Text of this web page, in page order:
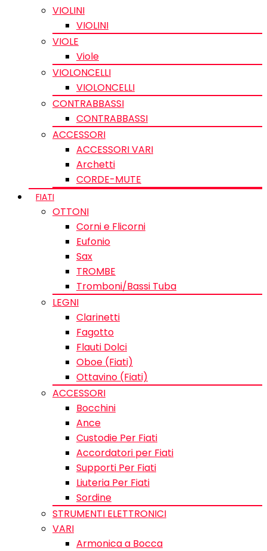
VIOLINI
VIOLINI
VIOLE
Viole
VIOLONCELLI
VIOLONCELLI
CONTRABBASSI
CONTRABBASSI
ACCESSORI
ACCESSORI VARI
Archetti
CORDE-MUTE
FIATI
OTTONI
Corni e Flicorni
Eufonio
Sax
TROMBE
Tromboni/Bassi Tuba
LEGNI
Clarinetti
Fagotto
Flauti Dolci
Oboe (Fiati)
Ottavino (Fiati)
ACCESSORI
Bocchini
Ance
Custodie Per Fiati
Accordatori per Fiati
Supporti Per Fiati
Liuteria Per Fiati
Sordine
STRUMENTI ELETTRONICI
VARI
Armonica a Bocca